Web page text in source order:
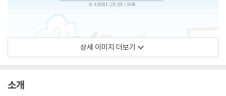
상세 이미지 더보기
소개